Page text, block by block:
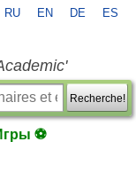
RU EN DE ES
Recherche!
⚽